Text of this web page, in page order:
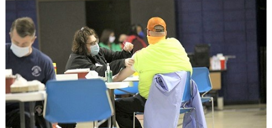
三十二载跨越时空的相逢
执掌密苏里植物园近四十年 致力推动全球植物多样性研究与中美
合作 Peter Raven 博士逝世 享年89岁
一晃三十年，初夏又相逢。中华日，等你来赴约 —— 密苏里植物
园“中华日三十周年特别报道（五）
筝声与琴韵交汇：刘励(Li Statler)与钢琴家Darek演绎一场古筝
与钢琴的精彩对话